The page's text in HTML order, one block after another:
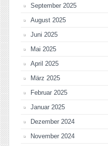
September 2025
August 2025
Juni 2025
Mai 2025
April 2025
März 2025
Februar 2025
Januar 2025
Dezember 2024
November 2024